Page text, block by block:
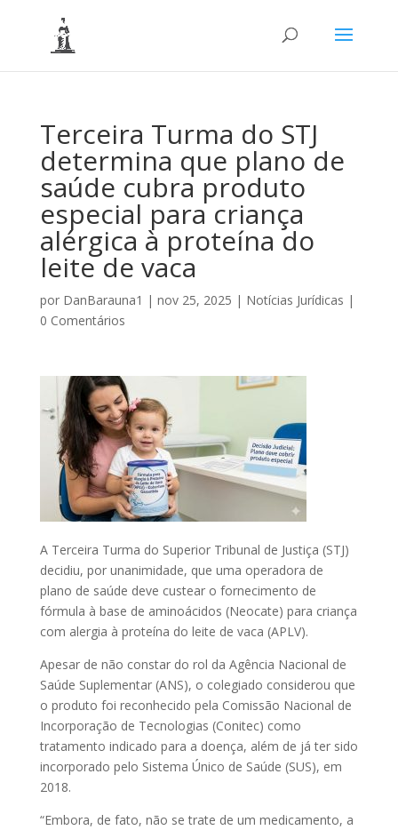
Terceira Turma do STJ
determina que plano de
saúde cubra produto
especial para criança
alérgica à proteína do
leite de vaca
por DanBarauna1 | nov 25, 2025 | Notícias Jurídicas |
0 Comentários
A Terceira Turma do Superior Tribunal de Justiça (STJ)
decidiu, por unanimidade, que uma operadora de
plano de saúde deve custear o fornecimento de
fórmula à base de aminoácidos (Neocate) para criança
com alergia à proteína do leite de vaca (APLV).
Apesar de não constar do rol da Agência Nacional de
Saúde Suplementar (ANS), o colegiado considerou que
o produto foi reconhecido pela Comissão Nacional de
Incorporação de Tecnologias (Conitec) como
tratamento indicado para a doença, além de já ter sido
incorporado pelo Sistema Único de Saúde (SUS), em
2018.
“Embora, de fato, não se trate de um medicamento, a